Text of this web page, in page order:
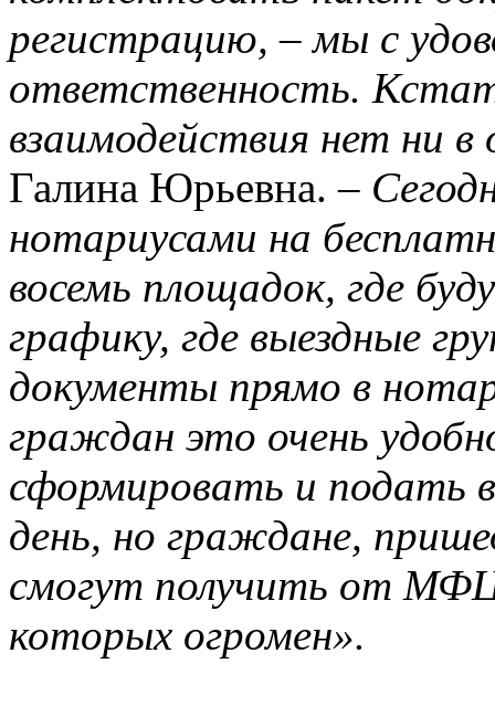
регистрацию, – мы с
ответственность.
взаимодействия нет ни
Галина Юрьевна. –
нотариусами на
восемь площадок, где
графику, где выездные
документы прямо в
граждан это очень
сформировать и подать
день, но граждане,
смогут получить от МФЦ
которых огромен».